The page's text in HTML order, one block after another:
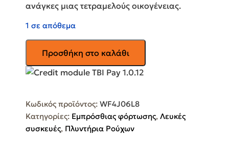
ανάγκες μιας τετραμελούς οικογένειας.
1 σε απόθεμα
Πλυντήριο
Ρούχων
Στροφών
WF4J06L8
ποσότητα
Προσθήκη στο καλάθι
Κωδικός προϊόντος: WF4J06L8
Κατηγορίες: Εμπρόσθιας φόρτωσης, Λευκές
συσκευές, Πλυντήρια Ρούχων